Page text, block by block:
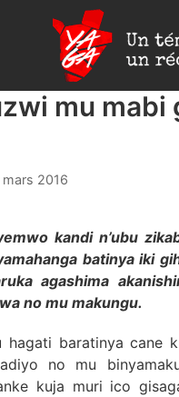
Yaga
Burundi
mu mabi
2016
kandi n’ubu
batinya iki
agashima
no mu makungu.
hagati baratinya cane
no mu
kuja muri ico